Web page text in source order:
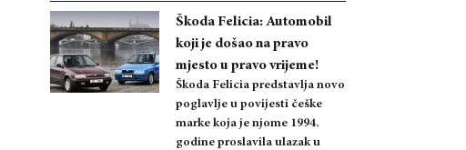
Škoda Felicia: Automobil
koji je došao na pravo
mjesto u pravo vrijeme!
Škoda Felicia predstavlja novo
poglavlje u povijesti češke
marke koja je njome 1994.
godine proslavila ulazak u